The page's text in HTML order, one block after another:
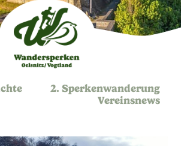
2. Sperkenwanderung
Vereinsnews